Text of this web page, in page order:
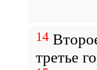
14
третье